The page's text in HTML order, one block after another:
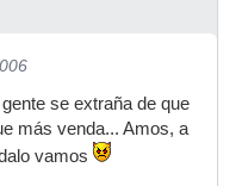
se extraña de que
más venda... Amos, a
vamos